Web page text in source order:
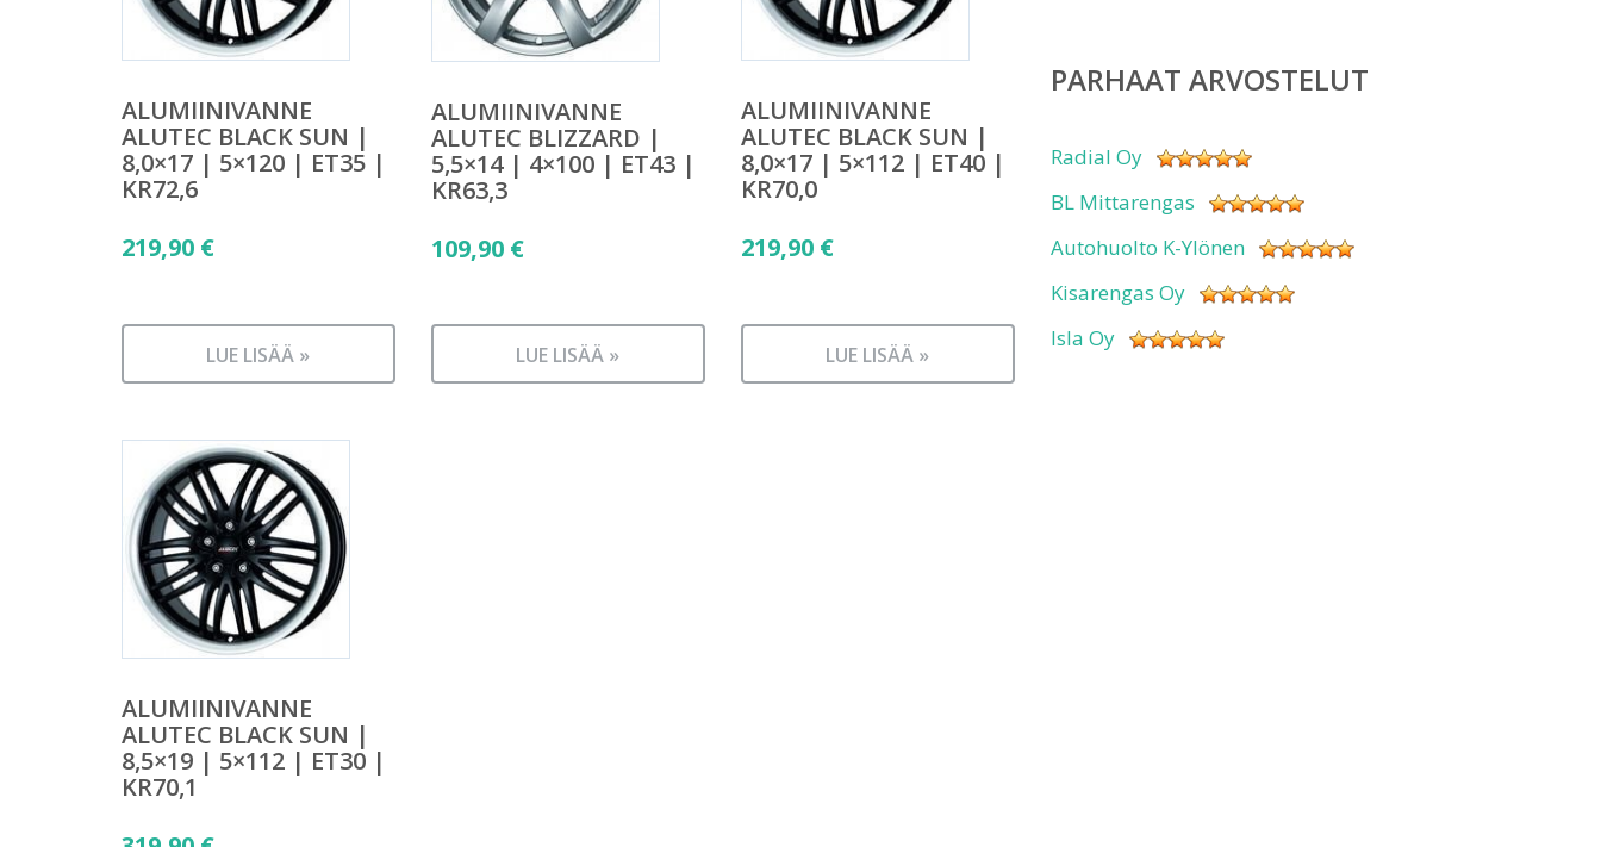
ALUMIINIVANNE
ALUTEC BLACK SUN |
8,0×17 | 5×120 | ET35 |
KR72,6
219,90 €
LUE LISÄÄ »
ALUMIINIVANNE
ALUTEC BLIZZARD |
5,5×14 | 4×100 | ET43 |
KR63,3
109,90 €
LUE LISÄÄ »
ALUMIINIVANNE
ALUTEC BLACK SUN |
8,0×17 | 5×112 | ET40 |
KR70,0
219,90 €
LUE LISÄÄ »
ALUMIINIVANNE
ALUTEC BLACK SUN |
8,5×19 | 5×112 | ET30 |
KR70,1
PARHAAT ARVOSTELUT
Radial Oy
BL Mittarengas
Autohuolto K-Ylönen
Kisarengas Oy
Isla Oy